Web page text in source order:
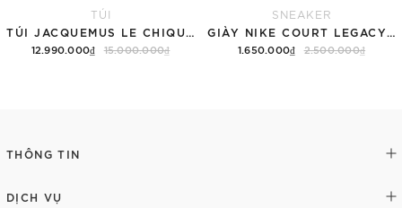
TÚI
12.990.000₫ 15.000.000₫
SNEAKER
1.650.000₫ 2.500.000₫
THÔNG TIN
DỊCH VỤ